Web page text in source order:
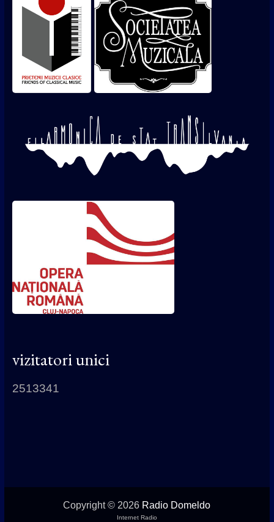
vizitatori unici
2513341
Copyright © 2026 Radio Domeldo
Internet Radio